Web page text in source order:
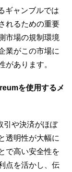
ギャンブルでは
れるための重要
市場の規制環境
業がこの市場に
があります。
を使用するメ
引や決済がほぼ
透明性が大幅に
で高い安全性を
点を活かし、伝